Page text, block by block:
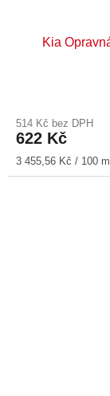
Kia
514 Kč bez DPH
622 Kč
Měrná
cena:
3 455,56 Kč / 100